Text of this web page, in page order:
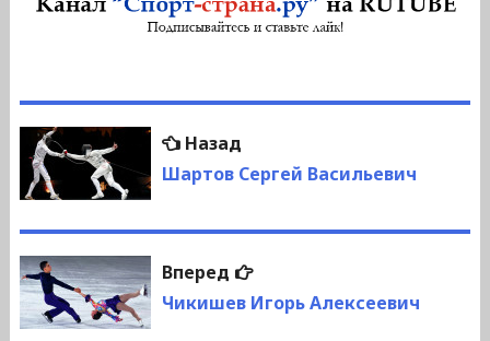
Навигация
по
записям
НазадПредыдущая
запись:
Шартов Сергей Васильевич
Вперед
Следующая
запись:
Чикишев Игорь Алексеевич